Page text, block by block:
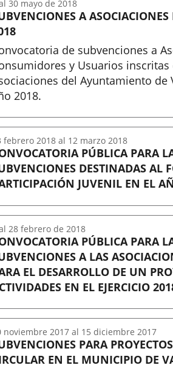
A
de subvenciones a
y Usuarios inscritas
del Ayuntamiento de
2018.
30 mayo de 2018
PÚBLICA PARA
DESTINADAS AL
JUVENIL EN EL
febrero 2018 al 12 marzo 2018
PÚBLICA PARA
A LAS
EL DESARROLLO DE UN
EN EL EJERCICIO
28 febrero de 2018
PARA
EN EL MUNICIPIO DE
noviembre 2017 al 15 diciembre 2017